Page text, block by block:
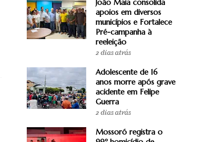
João Maia consolida
apoios em diversos
municípios e Fortalece
Pré-campanha à
reeleição
2 dias atrás
Adolescente de 16
anos morre após grave
acidente em Felipe
Guerra
2 dias atrás
Mossoró registra o